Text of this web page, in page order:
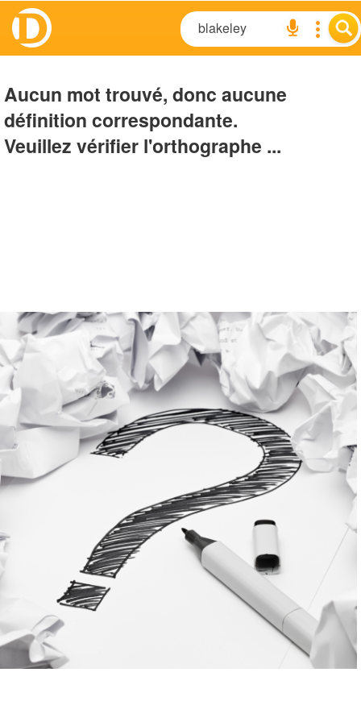
Aucun mot trouvé, donc aucune
définition correspondante.
Veuillez vérifier l'orthographe ...